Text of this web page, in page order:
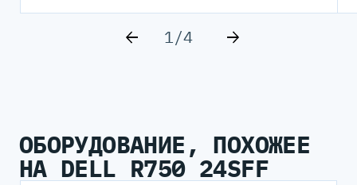
1/4
ОБОРУДОВАНИЕ, ПОХОЖЕЕ
НА DELL R750 24SFF